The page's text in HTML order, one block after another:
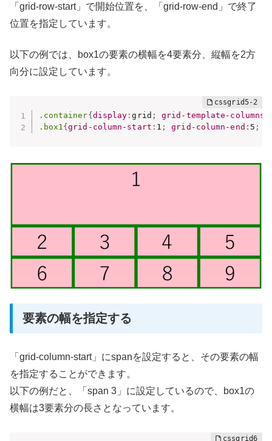
「grid-row-start」で開始位置を、「grid-row-end」で終了
位置を指定しています。
以下の例では、box1の要素の横幅を4要素分、縦幅を2方
向分に設定しています。
.container{ display :grid ; grid-template-columns
.box1{grid-column-start : 1 ; grid-column-end : 5 ;
要素の幅を指定する
「grid-column-start」にspanを設定すると、その要素の幅
を指定することができます。
以下の例だと、「span 3」に設定しているので、box1の
横幅は3要素分の長さとなっています。